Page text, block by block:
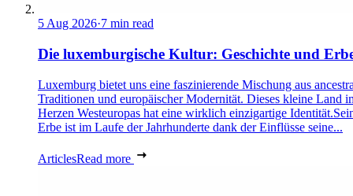
5 Aug 2026·7 min read
Die luxemburgische Kultur: Geschichte und
Luxemburg bietet uns eine faszinierende Mischung aus
Traditionen und europäischer Modernität. Dieses kleine Land
Herzen Westeuropas hat eine wirklich einzigartige
Erbe ist im Laufe der Jahrhunderte dank der Einflüsse seine...
ArticlesRead more